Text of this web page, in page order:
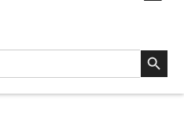
SEARCH